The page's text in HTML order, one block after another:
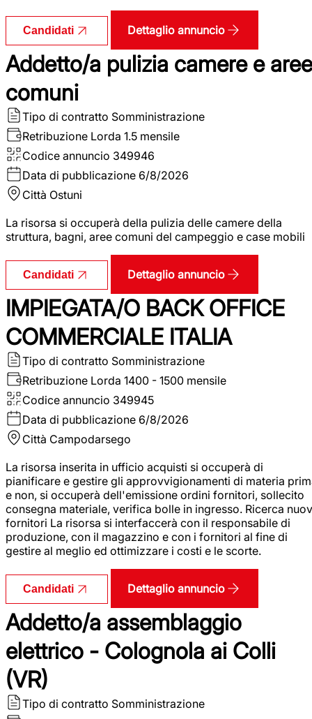
Candidati Dettaglio annuncio
Addetto/a pulizia camere e aree
comuni
Tipo di contratto Somministrazione
Retribuzione Lorda 1.5 mensile
Codice annuncio 349946
Data di pubblicazione 6/8/2026
Città Ostuni
La risorsa si occuperà della pulizia delle camere della
struttura, bagni, aree comuni del campeggio e case mobili
Candidati Dettaglio annuncio
IMPIEGATA/O BACK OFFICE
COMMERCIALE ITALIA
Tipo di contratto Somministrazione
Retribuzione Lorda 1400 - 1500 mensile
Codice annuncio 349945
Data di pubblicazione 6/8/2026
Città Campodarsego
La risorsa inserita in ufficio acquisti si occuperà di
pianificare e gestire gli approvvigionamenti di materia
e non, si occuperà dell'emissione ordini fornitori, sollecito
consegna materiale, verifica bolle in ingresso. Ricerca
fornitori La risorsa si interfaccerà con il responsabile di
produzione, con il magazzino e con i fornitori al fine di
gestire al meglio ed ottimizzare i costi e le scorte.
Candidati Dettaglio annuncio
Addetto/a assemblaggio
elettrico - Colognola ai Colli
(VR)
Tipo di contratto Somministrazione